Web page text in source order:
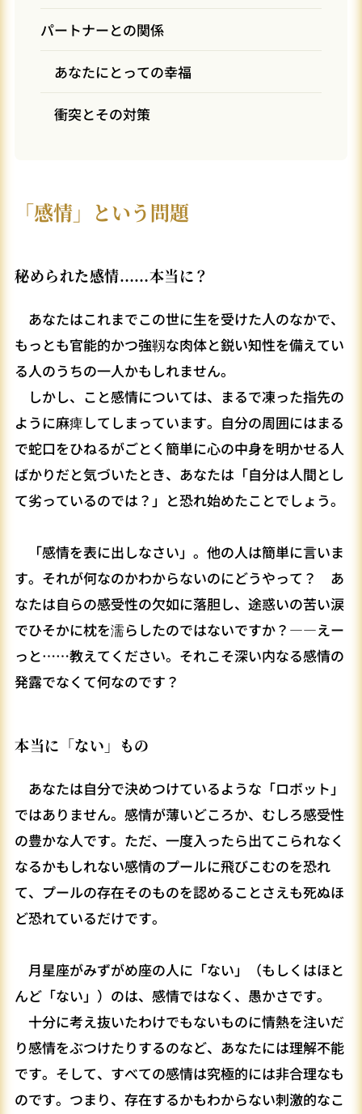
パートナーとの関係
あなたにとっての幸福
衝突とその対策
「感情」という問題
秘められた感情……本当に？
あなたはこれまでこの世に生を受けた人のなかで、
もっとも官能的かつ強靱な肉体と鋭い知性を備えてい
る人のうちの一人かもしれません。
しかし、こと感情については、まるで凍った指先の
ように麻痺してしまっています。自分の周囲にはまる
で蛇口をひねるがごとく簡単に心の中身を明かせる人
ばかりだと気づいたとき、あなたは「自分は人間とし
て劣っているのでは？」と恐れ始めたことでしょう。
「感情を表に出しなさい」。他の人は簡単に言いま
す。それが何なのかわからないのにどうやって？ あ
なたは自らの感受性の欠如に落胆し、途惑いの苦い涙
でひそかに枕を濡らしたのではないですか？――えー
っと……教えてください。それこそ深い内なる感情の
発露でなくて何なのです？
本当に「ない」もの
あなたは自分で決めつけているような「ロボット」
ではありません。感情が薄いどころか、むしろ感受性
の豊かな人です。ただ、一度入ったら出てこられなく
なるかもしれない感情のプールに飛びこむのを恐れ
て、プールの存在そのものを認めることさえも死ぬほ
ど恐れているだけです。
月星座がみずがめ座の人に「ない」（もしくはほと
んど「ない」）のは、感情ではなく、愚かさです。
十分に考え抜いたわけでもないものに情熱を注いだ
り感情をぶつけたりするのなど、あなたには理解不能
です。そして、すべての感情は究極的には非合理なも
のです。つまり、存在するかもわからない刺激的なこ